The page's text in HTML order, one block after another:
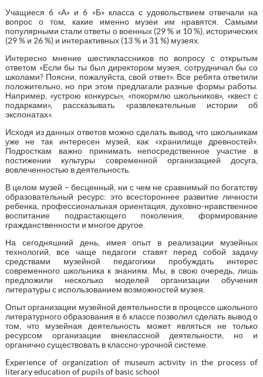
Учащиеся 6 «А» и 6 «Б» класса с удовольствием отвечали на
вопрос о том, какие именно музеи им нравятся. Самыми
популярными стали ответы о военных (29 % и 10 %), исторических
(29 % и 26 %) и интерактивных (13 % и 31 %) музеях.
Интересно мнение шестиклассников по вопросу с открытым
ответом «Если бы ты был директором музея, сотрудничал бы со
школами? Поясни, пожалуйста, свой ответ». Все ребята ответили
положительно, но при этом предлагали разные формы работы.
Например, «устрою конкурсы», «покормлю школьников», «квест с
подарками», рассказывать «развлекательные истории об
экспонатах».
Исходя из данных ответов можно сделать вывод, что школьникам
уже не так интересен музей, как «хранилище древностей».
Подросткам важно принимать непосредственное участие в
постижении культуры современной организацией досуга,
вовлеченностью в деятельность.
В целом музей – бесценный, ни с чем не сравнимый по богатству
образовательный ресурс: это всестороннее развитие личности
ребенка, профессиональная ориентация, духовно-нравственное
воспитание подрастающего поколения, формирование
гражданственности и многое другое.
На сегодняшний день, имея опыт в реализации музейных
технологий, все чаще педагоги ставят перед собой задачу
средствами музейной педагогики пробуждать интерес
современного школьника к знаниям. Мы, в свою очередь, лишь
предложили несколько моделей организации обучения
литературы с использованием возможностей музея.
Опыт организации музейной деятельности в процессе школьного
литературного образования в 6 классе позволил сделать вывод о
том, что музейная деятельность может являться не только
ресурсом организации внеклассной деятельности, но и
органично существовать в классно-урочной системе.
Experience of organization of museum activity in the process of
literary education of pupils of basic school